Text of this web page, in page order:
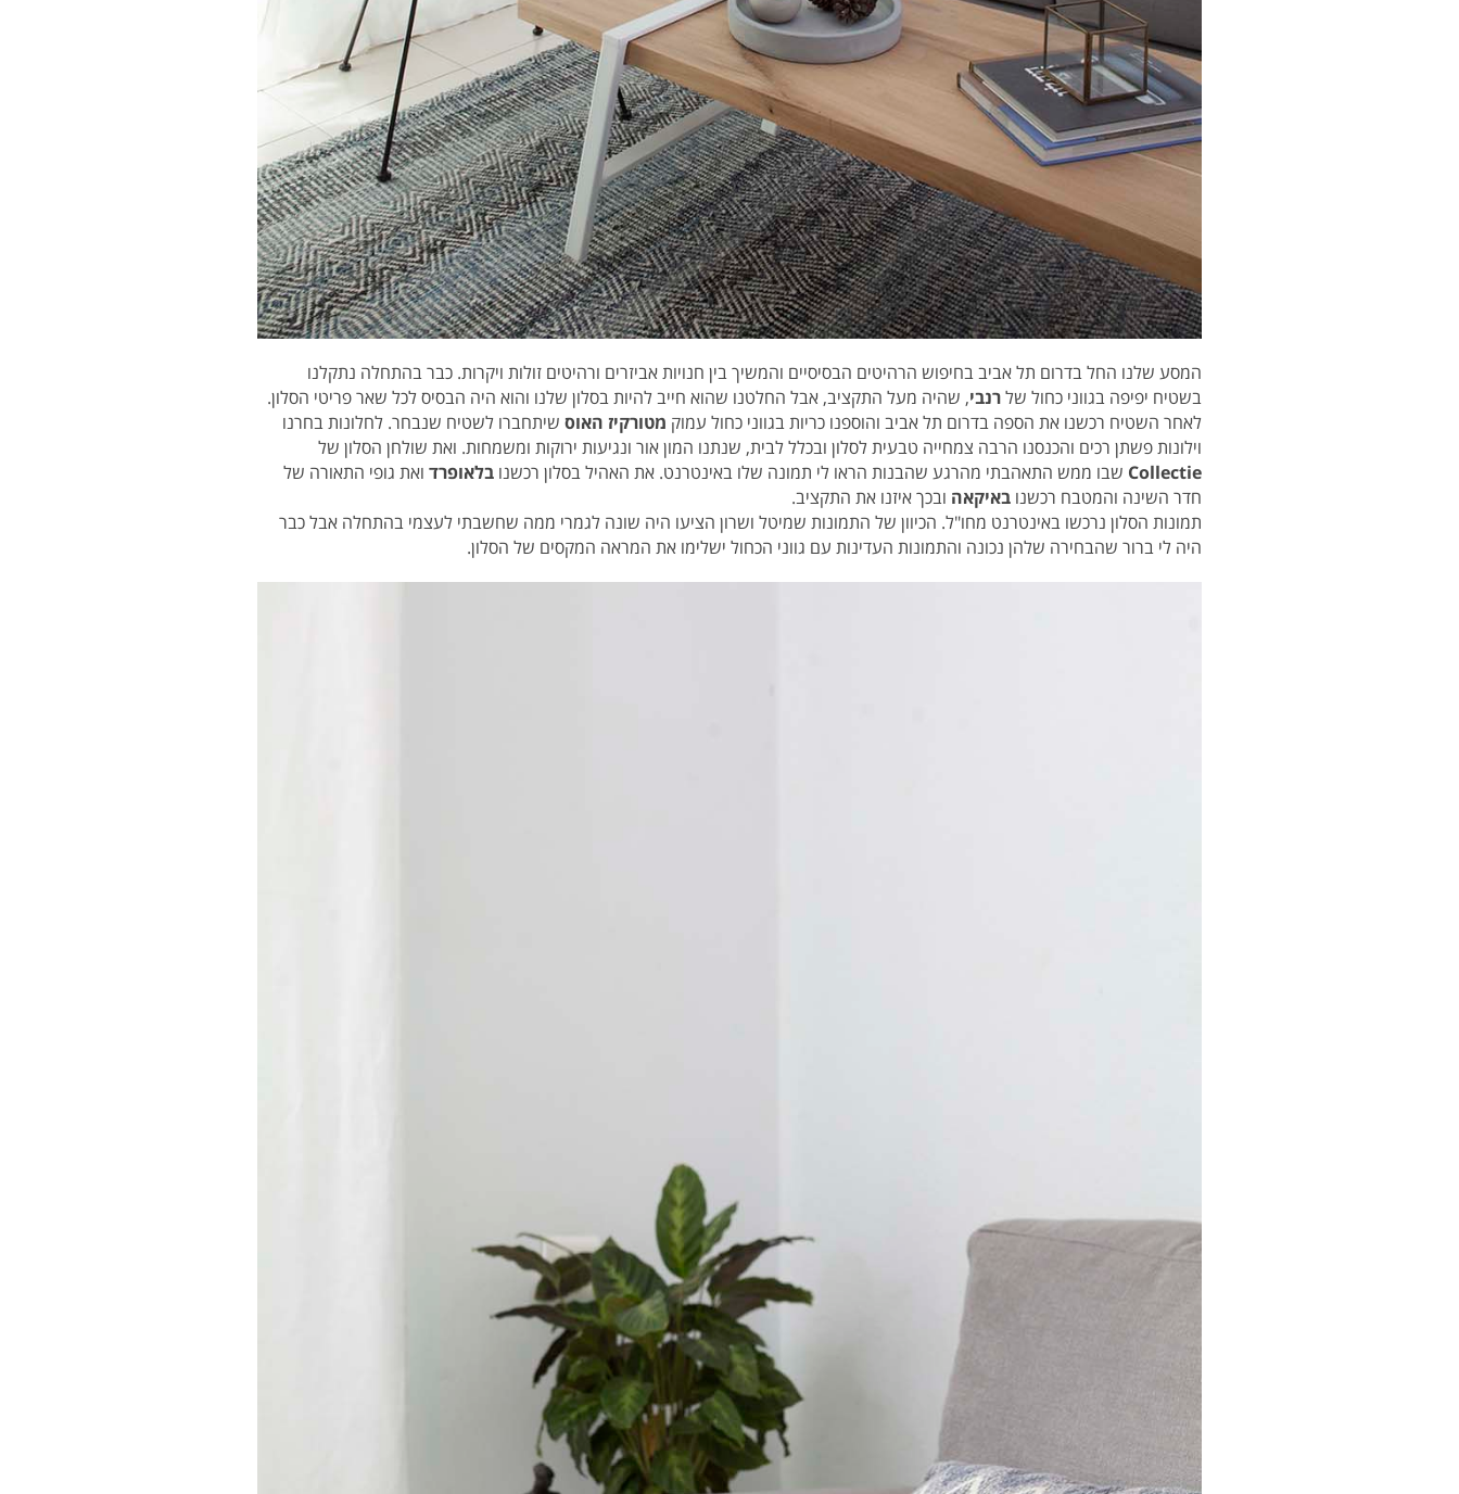
המסע שלנו החל בדרום תל אביב בחיפוש הרהיטים הבסיסיים והמשיך בין חנויות אביזרים ורהיטים זולות ויקרות. כבר בהתחלה נתקלנו
בשטיח יפיפה בגווני כחול שלרנבי, שהיה מעל התקציב, אבל החלטנו שהוא חייב להיות בסלון שלנו והוא היה הבסיס לכל שאר פריטי הסלון.
לאחר השטיח רכשנו את הספה בדרום תל אביב והוספנו כריות בגווני כחול עמוק מטורקיז האוס שיתחברו לשטיח שנבחר. לחלונות בחרנו
וילונות פשתן רכים והכנסנו הרבה צמחייה טבעית לסלון ובכלל לבית, שנתנו המון אור ונגיעות ירוקות ומשמחות. ואת שולחן הסלון של
Collectie שבו ממש התאהבתי מהרגע שהבנות הראו לי תמונה שלו באינטרנט. את האהיל בסלון רכשנו בלאופרד ואת גופי התאורה של
חדר השינה והמטבח רכשנו באיקאה ובכך איזנו את התקציב.
תמונות הסלון נרכשו באינטרנט מחו"ל. הכיוון של התמונות שמיטל ושרון הציעו היה שונה לגמרי ממה שחשבתי לעצמי בהתחלה אבל כבר
היה לי ברור שהבחירה שלהן נכונה והתמונות העדינות עם גווני הכחול ישלימו את המראה המקסים של הסלון.